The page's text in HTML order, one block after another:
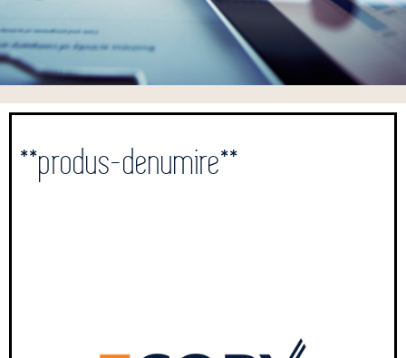
**produs-denumire**